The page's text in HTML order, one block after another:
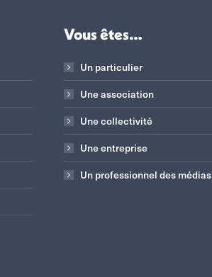
Vous êtes…
Un particulier
Une association
Une collectivité
Une entreprise
Un professionnel des médias